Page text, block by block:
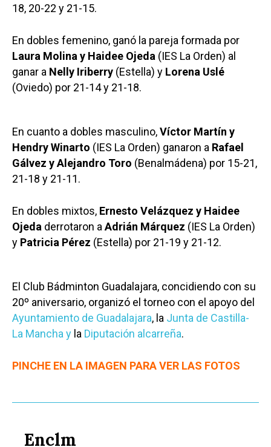
18, 20-22 y 21-15.
En dobles femenino, ganó la pareja formada por
Laura Molina y Haidee Ojeda (IES La Orden) al
ganar a Nelly Iriberry (Estella) y Lorena Uslé
(Oviedo) por 21-14 y 21-18.
En cuanto a dobles masculino,Víctor Martín y
Hendry Winarto (IES La Orden) ganaron a Rafael
Gálvez y Alejandro Toro (Benalmádena) por 15-21,
21-18 y 21-11.
En dobles mixtos, Ernesto Velázquez y Haidee
Ojeda derrotaron a Adrián Márquez (IES La Orden)
y Patricia Pérez (Estella) por 21-19 y 21-12.
El Club Bádminton Guadalajara, concidiendo con su
20º aniversario, organizó el torneo con el apoyo del
Ayuntamiento de Guadalajara, la Junta de Castilla-
La Mancha y la Diputación alcarreña.
PINCHE EN LA IMAGEN PARA VER LAS FOTOS
Enclm